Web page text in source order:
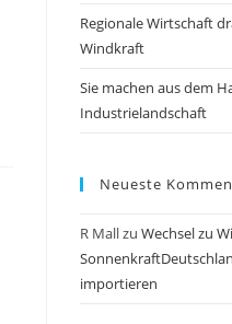
Regionale Wirtschaft
Windkraft
Sie machen aus dem
Industrielandschaft
Neueste
R Mallzu Wechsel zu
importieren